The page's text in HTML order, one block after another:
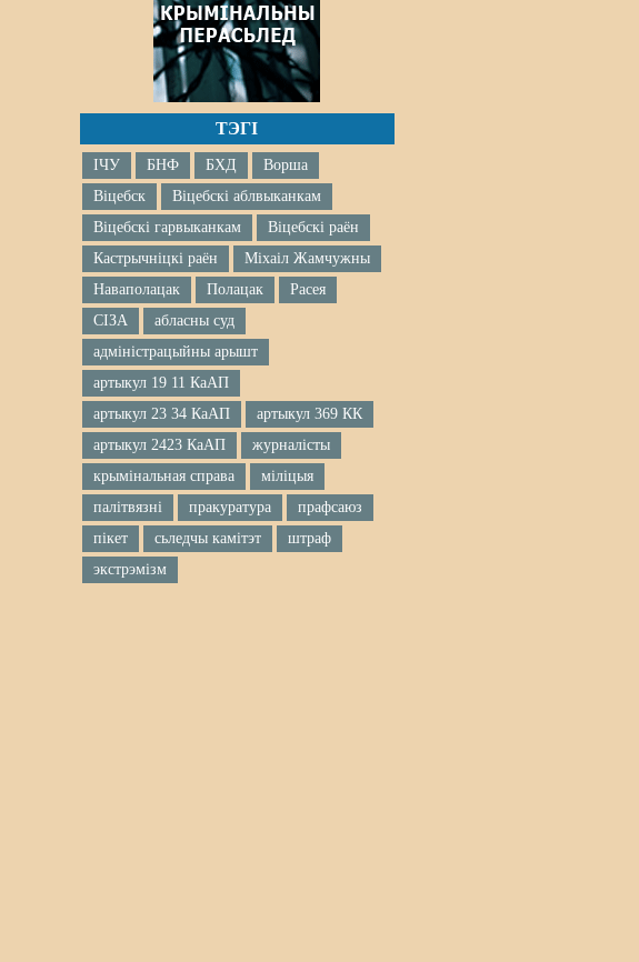
ТЭГІ
ІЧУ БНФ БХД
Ворша
Віцебск
Віцебскі аблвыканкам
Віцебскі гарвыканкам
Віцебскі раён
Кастрычніцкі раён
Міхаіл Жамчужны
Наваполацак
Полацак
Расея
СІЗА
абласны суд
адміністрацыйны арышт
артыкул 19 11 КаАП
артыкул 23 34 КаАП
артыкул 369 КК
артыкул 2423 КаАП
журналісты
крымінальная справа
міліцыя
палітвязні
пракуратура
прафсаюз
пікет
сьледчы камітэт
штраф
экстрэмізм